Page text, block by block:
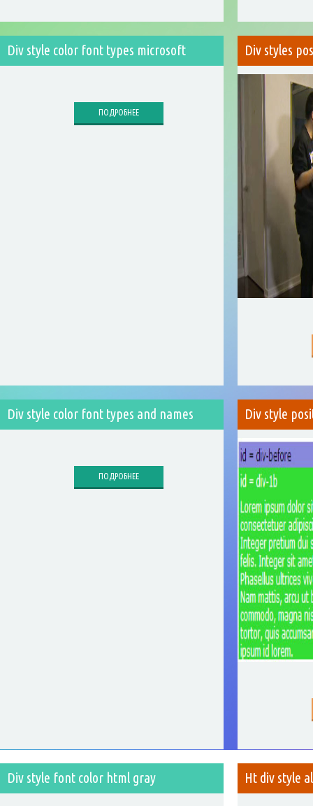
Div style color font types microsoft
ПОДРОБНЕЕ
Div styles
Div style color font types and names
ПОДРОБНЕЕ
Div style
Div style font color html gray Ht div style